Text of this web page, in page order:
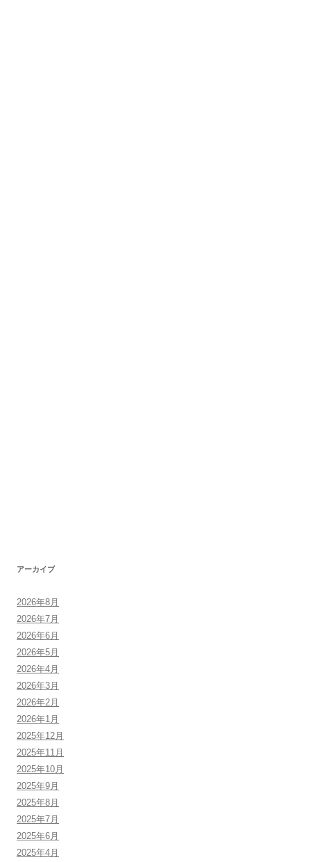
アーカイブ
2026年8月
2026年7月
2026年6月
2026年5月
2026年4月
2026年3月
2026年2月
2026年1月
2025年12月
2025年11月
2025年10月
2025年9月
2025年8月
2025年7月
2025年6月
2025年4月